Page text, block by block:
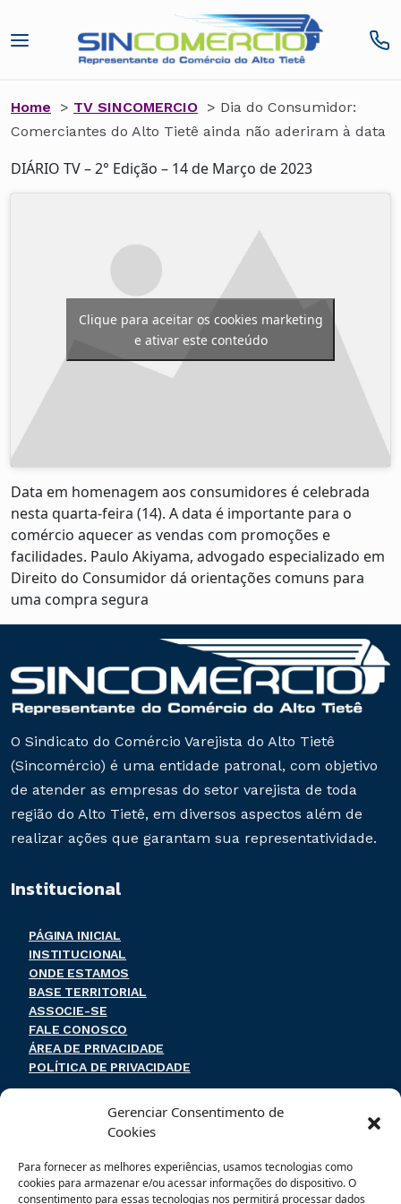
Gerenciar Consentimento de
Cookies
Para fornecer as melhores experiências, usamos tecnologias como
cookies para armazenar e/ou acessar informações do dispositivo. O
consentimento para essas tecnologias nos permitirá processar dados
Home > TV SINCOMERCIO > Dia do Consumidor:
Comerciantes do Alto Tietê ainda não aderiram à data
DIÁRIO TV – 2° Edição – 14 de Março de 2023
Clique para aceitar os cookies marketing
e ativar este conteúdo
Data em homenagem aos consumidores é celebrada
nesta quarta-feira (14). A data é importante para o
comércio aquecer as vendas com promoções e
facilidades. Paulo Akiyama, advogado especializado em
Direito do Consumidor dá orientações comuns para
uma compra segura
O Sindicato do Comércio Varejista do Alto Tietê
(Sincomércio) é uma entidade patronal, com objetivo
de atender as empresas do setor varejista de toda
região do Alto Tietê, em diversos aspectos além de
realizar ações que garantam sua representatividade.
Institucional
PÁGINA INICIAL
INSTITUCIONAL
ONDE ESTAMOS
BASE TERRITORIAL
ASSOCIE-SE
FALE CONOSCO
ÁREA DE PRIVACIDADE
POLÍTICA DE PRIVACIDADE
Endereço e contato
Centro – Mogi das Cruzes – SP
CEP: 08710-020